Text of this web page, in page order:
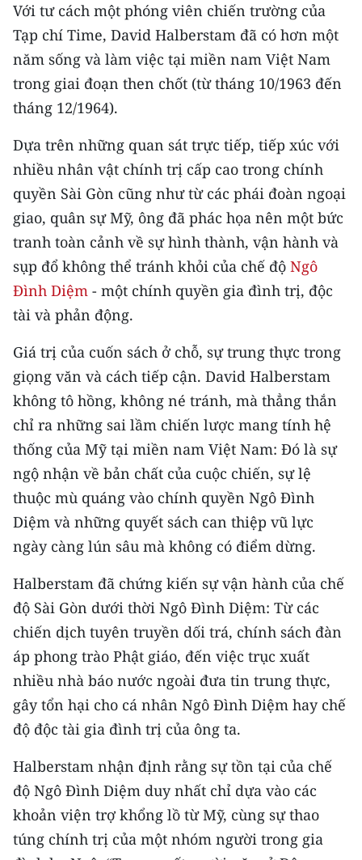
Media Kinh tế
Media Văn hóa
Media Xã hội
Media Pháp luật
Media Du lịch
Media Thế giới
Media Thể thao
Media Giáo dục
Media Y tế
Media Khoa học - Công nghệ
Media Môi trường
Ảnh
Infographic
TIN MỚI
TIN ĐỊA PHƯƠNG
Trung du và miền núi phía Bắc
Đồng bằng sông Hồng
Bắc Trung Bộ
Duyên hải Nam Trung Bộ và Tây
Nguyên
Đồng bằng sông Cửu Long
Chuyên trang Hà Nội
Với tư cách một phóng viên chiến trường của
Tạp chí Time, David Halberstam đã có hơn một
năm sống và làm việc tại miền nam Việt Nam
trong giai đoạn then chốt (từ tháng 10/1963 đến
tháng 12/1964).
Dựa trên những quan sát trực tiếp, tiếp xúc với
nhiều nhân vật chính trị cấp cao trong chính
quyền Sài Gòn cũng như từ các phái đoàn ngoại
giao, quân sự Mỹ, ông đã phác họa nên một bức
tranh toàn cảnh về sự hình thành, vận hành và
sụp đổ không thể tránh khỏi của chế độ Ngô
Đình Diệm - một chính quyền gia đình trị, độc
tài và phản động.
Giá trị của cuốn sách ở chỗ, sự trung thực trong
giọng văn và cách tiếp cận. David Halberstam
không tô hồng, không né tránh, mà thẳng thắn
chỉ ra những sai lầm chiến lược mang tính hệ
thống của Mỹ tại miền nam Việt Nam: Đó là sự
ngộ nhận về bản chất của cuộc chiến, sự lệ
thuộc mù quáng vào chính quyền Ngô Đình
Diệm và những quyết sách can thiệp vũ lực
ngày càng lún sâu mà không có điểm dừng.
Halberstam đã chứng kiến sự vận hành của chế
độ Sài Gòn dưới thời Ngô Đình Diệm: Từ các
chiến dịch tuyên truyền dối trá, chính sách đàn
áp phong trào Phật giáo, đến việc trục xuất
nhiều nhà báo nước ngoài đưa tin trung thực,
gây tổn hại cho cá nhân Ngô Đình Diệm hay chế
độ độc tài gia đình trị của ông ta.
Halberstam nhận định rằng sự tồn tại của chế
độ Ngô Đình Diệm duy nhất chỉ dựa vào các
khoản viện trợ khổng lồ từ Mỹ, cùng sự thao
túng chính trị của một nhóm người trong gia